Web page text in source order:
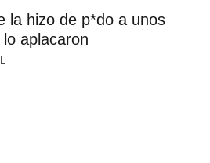
la hizo de p*do a unos
aplacaron